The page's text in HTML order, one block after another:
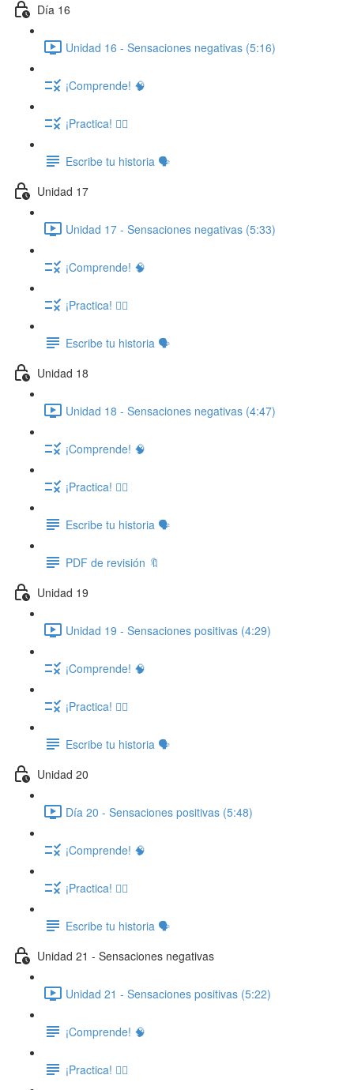
Día 16
Unidad 16 - Sensaciones negativas (5:16)
¡Comprende! 🧠
¡Practica! ✍🏽
Escribe tu historia 🗣️
Unidad 17
Unidad 17 - Sensaciones negativas (5:33)
¡Comprende! 🧠
¡Practica! ✍🏽
Escribe tu historia 🗣️
Unidad 18
Unidad 18 - Sensaciones negativas (4:47)
¡Comprende! 🧠
¡Practica! ✍🏽
Escribe tu historia 🗣️
PDF de revisión 🔖
Unidad 19
Unidad 19 - Sensaciones positivas (4:29)
¡Comprende! 🧠
¡Practica! ✍🏽
Escribe tu historia 🗣️
Unidad 20
Día 20 - Sensaciones positivas (5:48)
¡Comprende! 🧠
¡Practica! ✍🏽
Escribe tu historia 🗣️
Unidad 21 - Sensaciones negativas
Unidad 21 - Sensaciones positivas (5:22)
¡Comprende! 🧠
¡Practica! ✍🏽